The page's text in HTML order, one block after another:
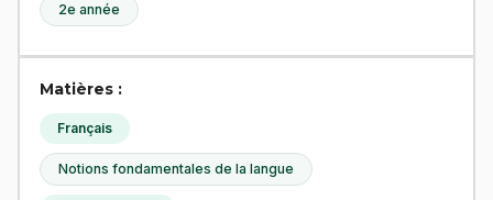
2e année
Matières :
Français
Notions fondamentales de la langue